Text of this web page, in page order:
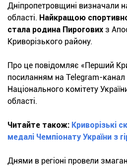
Дніпропетровщині визначали
області. Найкращою
стала родина Пирогових з
Криворізького району.
Про це повідомляє «Перший
посиланням на Telegram-канал
Національного комітету
області.
Читайте також: Криворізькі
медалі Чемпіонату України з
Днями в регіоні провели